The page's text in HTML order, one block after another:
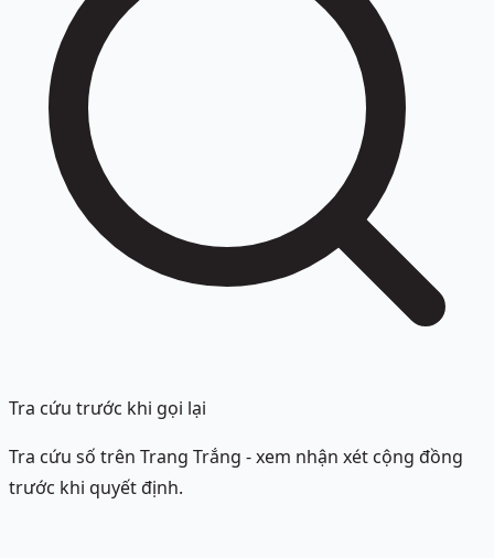
Tra cứu trước khi gọi lại
Tra cứu số trên Trang Trắng - xem nhận xét cộng đồng
trước khi quyết định.